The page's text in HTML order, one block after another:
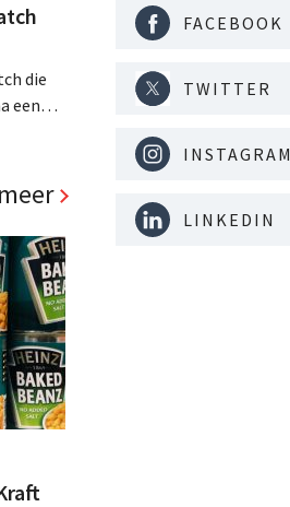
die
een
FACEBOOK
TWITTER
INSTAGRAM
LINKEDIN